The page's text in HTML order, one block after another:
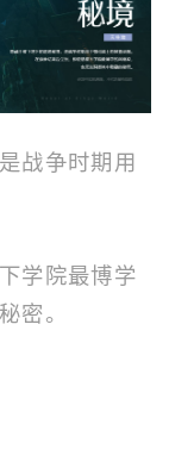
战争时期用
学院最博学
密。